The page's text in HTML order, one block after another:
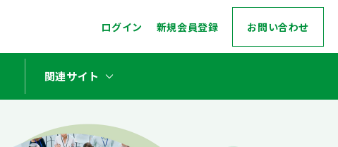
ログイン 新規会員登録 お問い合わせ
関連サイト stat_minus_1